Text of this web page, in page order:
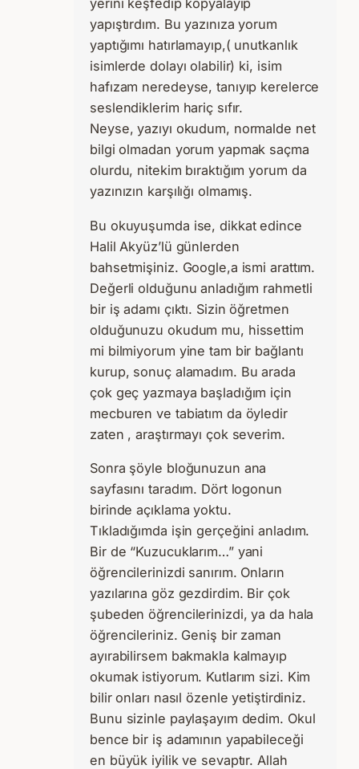
yerini keşfedip kopyalayıp
yapıştırdım. Bu yazınıza yorum
yaptığımı hatırlamayıp,( unutkanlık
isimlerde dolayı olabilir) ki, isim
hafızam neredeyse, tanıyıp kerelerce
seslendiklerim hariç sıfır.
Neyse, yazıyı okudum, normalde net
bilgi olmadan yorum yapmak saçma
olurdu, nitekim bıraktığım yorum da
yazınızın karşılığı olmamış.
Bu okuyuşumda ise, dikkat edince
Halil Akyüz’lü günlerden
bahsetmişiniz. Google,a ismi arattım.
Değerli olduğunu anladığım rahmetli
bir iş adamı çıktı. Sizin öğretmen
olduğunuzu okudum mu, hissettim
mi bilmiyorum yine tam bir bağlantı
kurup, sonuç alamadım. Bu arada
çok geç yazmaya başladığım için
mecburen ve tabiatım da öyledir
zaten , araştırmayı çok severim.
Sonra şöyle bloğunuzun ana
sayfasını taradım. Dört logonun
birinde açıklama yoktu.
Tıkladığımda işin gerçeğini anladım.
Bir de “Kuzucuklarım…” yani
öğrencilerinizdi sanırım. Onların
yazılarına göz gezdirdim. Bir çok
şubeden öğrencilerinizdi, ya da hala
öğrencileriniz. Geniş bir zaman
ayırabilirsem bakmakla kalmayıp
okumak istiyorum. Kutlarım sizi. Kim
bilir onları nasıl özenle yetiştirdiniz.
Bunu sizinle paylaşayım dedim. Okul
bence bir iş adamının yapabileceği
en büyük iyilik ve sevaptır. Allah